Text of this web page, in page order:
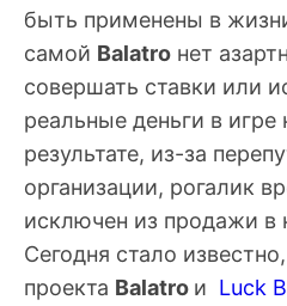
быть применены в
самой Balatro нет
совершать ставки или
реальные деньги в
результате, из-за
организации, рогалик
исключен из продажи в
Сегодня стало
проекта Balatro и Luck